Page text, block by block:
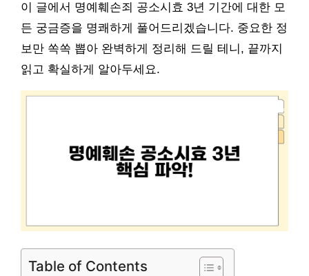
이 글에서 명예훼손죄 공소시효 3년 기간에 대한 모
든 궁금증을 명쾌하게 풀어드리겠습니다. 중요한 정
보만 쏙쏙 뽑아 완벽하게 정리해 드릴 테니, 끝까지
읽고 확실하게 알아두세요.
Table of Contents